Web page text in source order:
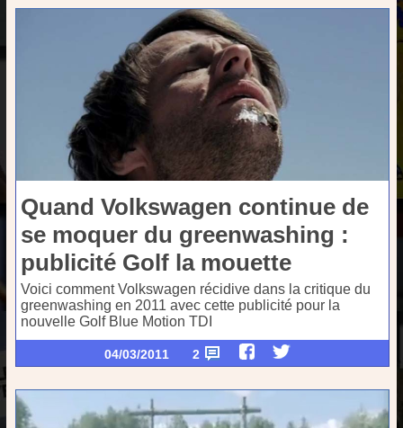
Quand Volkswagen continue de
se moquer du greenwashing :
publicité Golf la mouette
Voici comment Volkswagen récidive dans la critique du
greenwashing en 2011 avec cette publicité pour la
nouvelle Golf Blue Motion TDI
04/03/2011 2